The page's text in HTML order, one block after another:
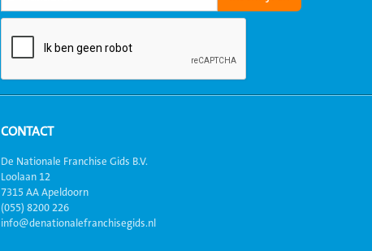
CONTACT
De Nationale Franchise Gids B.V.
Loolaan 12
7315 AA Apeldoorn
(055) 8200 226
info@denationalefranchisegids.nl